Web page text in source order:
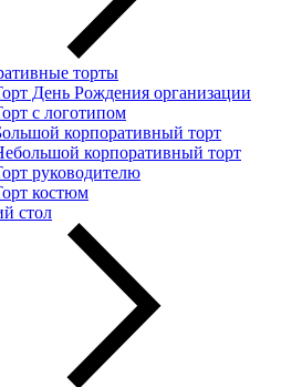
торты
День Рождения организации
с логотипом
корпоративный торт
корпоративный торт
руководителю
костюм
стол